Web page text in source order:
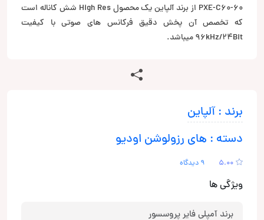
PXE-C60-60 از برند آلپاین یک محصول High Res شش کاناله است
که تخصص آن پخش دقیق فرکانس های صوتی با کیفیت
96kHz/24Bit میباشد.
برند : آلپاین
دسته : های رزولوشن اودیو
5.00 9 دیدگاه
ویژگی ها
برند آمپلی فایر پروسسور